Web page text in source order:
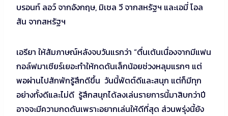
บรอนท์ ลอว์ จากอังกฤษ, มิเชล วี จากสหรัฐฯ และเอมี่ โอล
สัน จากสหรัฐฯ
เอรียา ให้สัมภาษณ์หลังจบวันแรกว่า “ตื่นเต้นเนื่องจากมีแฟน
กอล์ฟมาเชียร์เยอะทำให้กดดันเล็กน้อยช่วงหลุมแรกๆ แต่
พอผ่านไปสักพักรู้สึกดีขึ้น วันนี้พัตต์ดีและสนุก แต่ก็มีทุก
อย่างทั้งดีและไม่ดี รู้สึกสนุกได้ลงเล่นรายการนี้มาสิบกว่าปี
อาจจะมีความกดดันเพราะอยากเล่นให้ดีที่สุด ส่วนพรุ่งนี้ยัง